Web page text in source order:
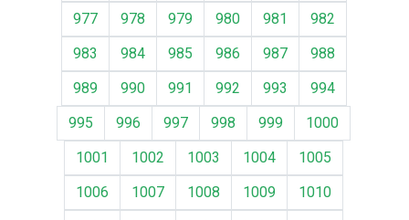
977
978 979 980 981
982
983
984 985 986 987
988
989
990 991 992 993
994
995
996 997 998 999
1000
1001
1002 1003 1004
1005
1006
1007 1008 1009
1010